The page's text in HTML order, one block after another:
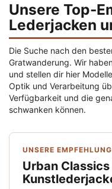
Unsere Top-
Lederjacken
Die Suche nach den
Gratwanderung. Wir
und stellen dir hier
Optik und Verarbeitung
Verfügbarkeit und die
schwanken können.
UNSERE EMPFEHLUNG
Urban